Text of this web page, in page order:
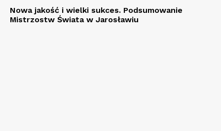
Nowa jakość i wielki sukces. Podsumowanie
Mistrzostw Świata w Jarosławiu